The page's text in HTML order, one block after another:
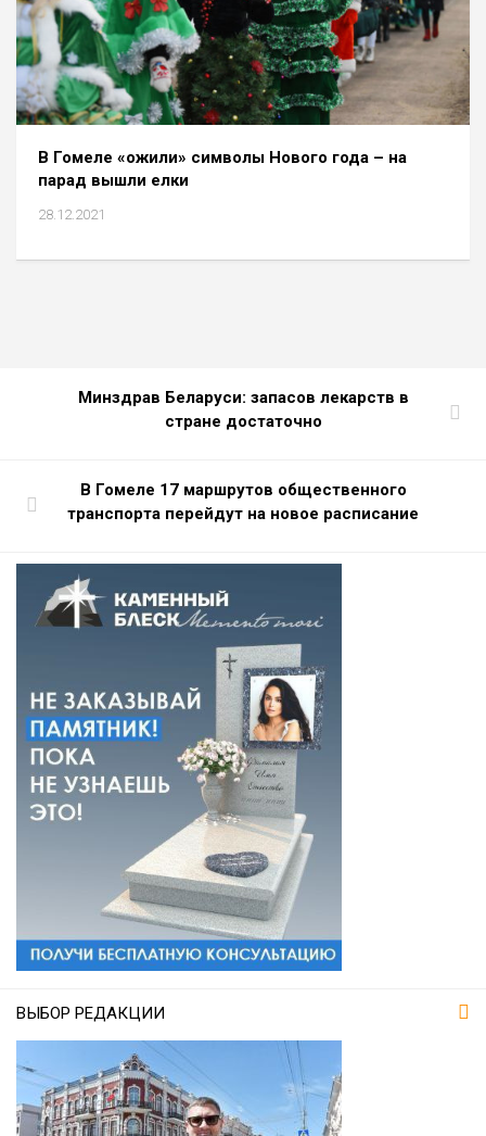
В Гомеле «ожили» символы Нового года – на
парад вышли елки
28.12.2021
Минздрав Беларуси: запасов лекарств в
стране достаточно
В Гомеле 17 маршрутов общественного
транспорта перейдут на новое расписание
ВЫБОР РЕДАКЦИИ